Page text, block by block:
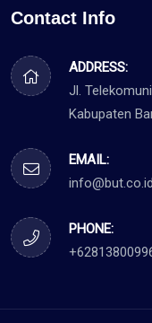
Contact Info
ADDRESS:
Jl.
Kabupaten
EMAIL:
info@but.co.id
PHONE: